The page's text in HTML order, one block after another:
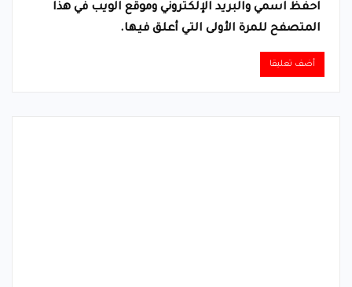
احفظ اسمي والبريد الإلكتروني وموقع الويب في هذا
المتصفح للمرة الأولى التي أعلق فيها.